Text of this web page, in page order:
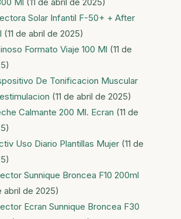
Solar Infantil F-50+ + After
(11 de abril de 2025)
Formato Viaje 100 Ml (11 de
De Tonificacion Muscular
(11 de abril de 2025)
Calmante 200 Ml. Ecran (11 de
Uso Diario Plantillas Mujer (11 de
Sunnique Broncea F10 200ml
abril de 2025)
Ecran Sunnique Broncea F30